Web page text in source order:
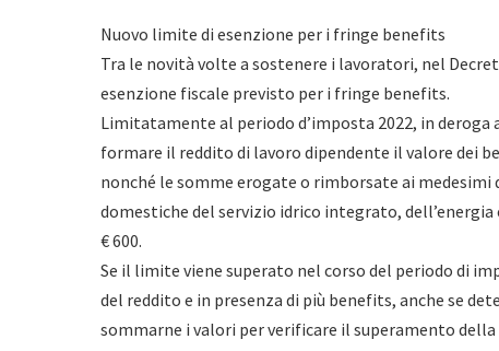
Nuovo limite di esenzione per i fringe benefits
Tra le novità volte a sostenere i lavoratori, nel
esenzione fiscale previsto per i fringe benefits.
Limitatamente al periodo d’imposta 2022, in deroga
formare il reddito di lavoro dipendente il valore dei
nonché le somme erogate o rimborsate ai
domestiche del servizio idrico integrato,
€ 600.
Se il limite viene superato nel corso del periodo di
del reddito e in presenza di più benefits, anche se
sommarne i valori per verificare il superamento della